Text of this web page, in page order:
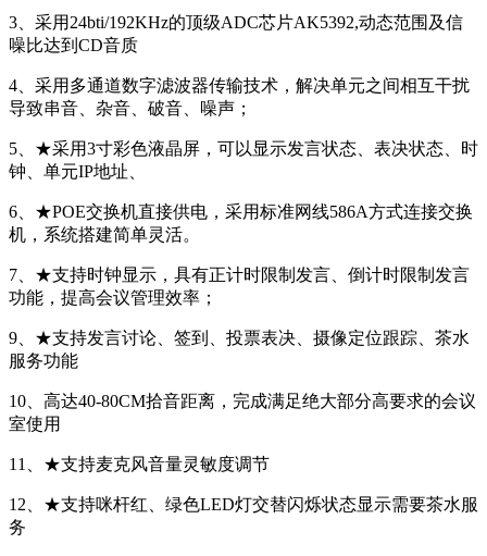
3、采用24bti/192KHz的顶级ADC芯片AK5392,动态范围及信
噪比达到CD音质
4、采用多通道数字滤波器传输技术，解决单元之间相互干扰
导致串音、杂音、破音、噪声；
5、★采用3寸彩色液晶屏，可以显示发言状态、表决状态、时
钟、单元IP地址、
6、★POE交换机直接供电，采用标准网线586A方式连接交换
机，系统搭建简单灵活。
7、★支持时钟显示，具有正计时限制发言、倒计时限制发言
功能，提高会议管理效率；
9、★支持发言讨论、签到、投票表决、摄像定位跟踪、茶水
服务功能
10、高达40-80CM拾音距离，完成满足绝大部分高要求的会议
室使用
11、★支持麦克风音量灵敏度调节
12、★支持咪杆红、绿色LED灯交替闪烁状态显示需要茶水服
务